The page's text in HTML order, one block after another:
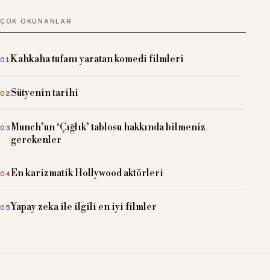
ÇOK OKUNANLAR
Kahkaha tufanı yaratan komedi filmleri
Sütyenin tarihi
Munch’un ‘Çığlık’ tablosu hakkında bilmeniz
gerekenler
En karizmatik Hollywood aktörleri
Yapay zeka ile ilgili en iyi filmler